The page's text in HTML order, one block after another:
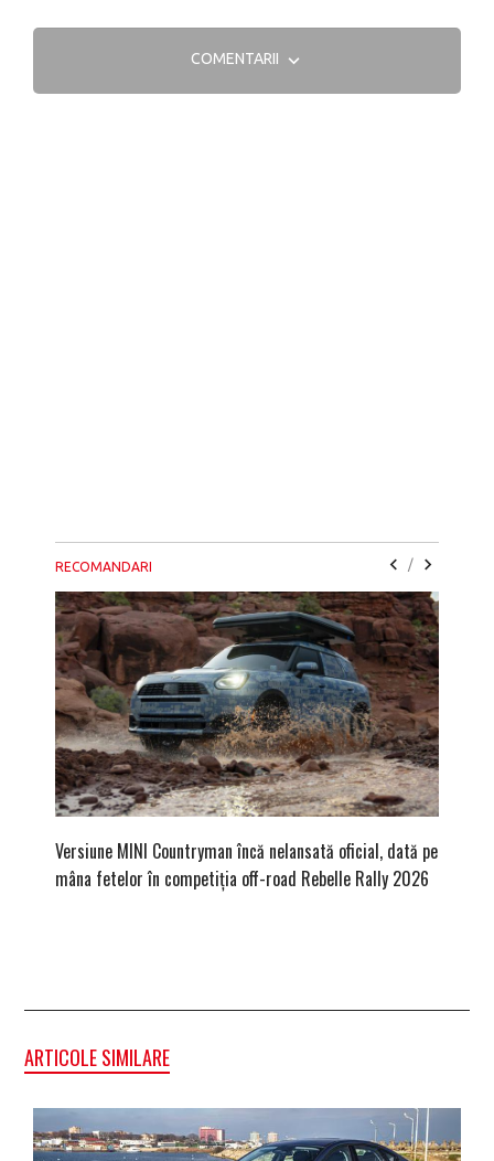
COMENTARII
RECOMANDARI /
Versiune MINI Countryman încă nelansată oficial, dată pe
mâna fetelor în competiția off-road Rebelle Rally 2026
ARTICOLE SIMILARE